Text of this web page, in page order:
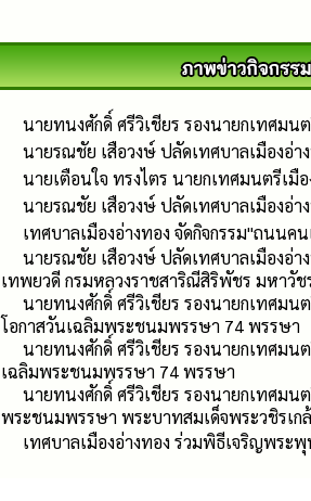
นายทนงศักดิ์ ศรีวิเชียร รองนายกเทศมน
นายรณชัย เสือวงษ์ ปลัดเทศบาลเมืองอ่
นายเตือนใจ ทรงไตร นายกเทศมนตรีเมื
นายรณชัย เสือวงษ์ ปลัดเทศบาลเมืองอ่า
เทศบาลเมืองอ่างทอง จัดกิจกรรม"ถนนค
นายรณชัย เสือวงษ์ ปลัดเทศบาลเมืองอ่
เทพยวดี กรมหลวงราชสาริณีสิริพัชร มหาวัช
นายทนงศักดิ์ ศรีวิเชียร รองนายกเทศม
โอกาสวันเฉลิมพระชนมพรรษา 74 พรรษา
นายทนงศักดิ์ ศรีวิเชียร รองนายกเทศมน
เฉลิมพระชนมพรรษา 74 พรรษา
นายทนงศักดิ์ ศรีวิเชียร รองนายกเทศม
พระชนมพรรษา พระบาทสมเด็จพระวชิรเก
เทศบาลเมืองอ่างทอง ร่วมพิธีเจริญพระ